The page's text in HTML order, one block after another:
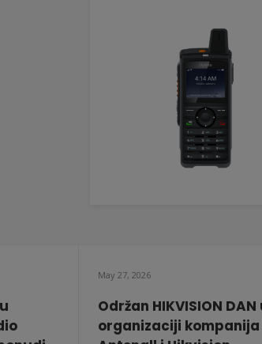
May 27, 2026
Održan HIKVISION DAN
organizaciji kompanija